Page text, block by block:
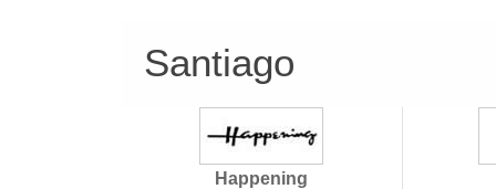
Santiago
Happening